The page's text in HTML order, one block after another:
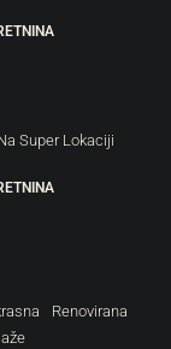
Super Lokaciji
Renovirana